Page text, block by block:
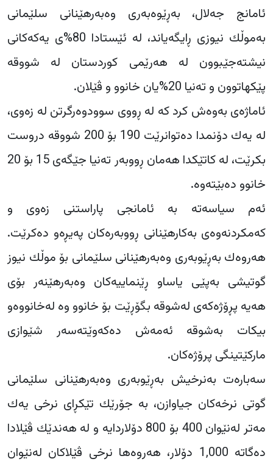
ئامانج جەلال، بەڕێوەبەری وەبەرهێنانی سلێمانی
بەموڵك نیوزی ڕایگەیاند، لە ئێستادا 80%ی یەكەكانی
نیشتەجێبوون لە هەرێمی كوردستان لە شووقە
پێكهاتوون و تەنیا 20%یان خانوو و ڤێلان.
ئاماژەی بەوەش كرد كە لە ڕووی سوودوەرگرتن لە زەوی،
لە یەك دۆنمدا دەتوانرێت 190 بۆ 200 شووقە دروست
بكرێت، لە كاتێكدا هەمان ڕووبەر تەنیا جێگەی 15 بۆ 20
خانوو دەبێتەوە.
ئەم سیاسەتە بە ئامانجی پاراستنی زەوی و
كەمكردنەوەی بەكارهێنانی ڕووبەرەكان پەیڕەو دەكرێت.
هەروەك بەڕێوبەری وەبەرهێنانی سلێمانی بۆ موڵك نیوز
گوتیشی بەپێی یاساو ڕێنماییەكان وەبەرهێنەر بۆی
هەیە پڕۆژەكەی لەشوقە بگۆڕێت بۆ خانوو وە لەخانووەو
بیكات بەشوقە ئەمەش دەكەوێتەسەر شێوازی
ماركێتینگی پرۆژەكان.
سەبارەت بەنرخیش بەڕێوبەری وەبەرهێنانی سلێمانی
گوتی نرخەكان جیاوازن، بە جۆرێك تێكڕای نرخی یەك
مەتر لەنێوان 400 بۆ 800 دۆلاردایە و لە هەندێك ڤێلادا
دەگاتە 1,000 دۆلار، هەروەها نرخی ڤێلاكان لەنێوان